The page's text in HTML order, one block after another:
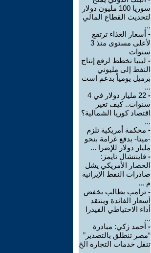
سوريا 100 مليون دولار
لتحديث القطاع المالي
...
- أسعار الغذاء ترتقع
لأعلى مستوى منذ 3
سنوات
- ليبيا تخطط لرفع إنتاج
النفط إلى مليوني
برميل يومياً بدعم است
...
-
22 مليار دولار في 4
سنوات.. كيف تغير
اقتصاد كوريا الشمالية؟
...
- محكمة أمريكية تلزم
-ميتا- بدفع غرامة بنحو
مليار دولار للإضرا ...
- فايننشال تايمز:
الحصار الأمريكي يشل
صادرات النفط الإيرانية
م ...
- ترامب يطالب بخفض
أسعار الفائدة وينتقد
أداء الاحتياطي الفيدرا
...
- أحمد زكي: مبادرة
“مصر تنطلق بالتصدير”
تنقل خدمات التجارة الخ